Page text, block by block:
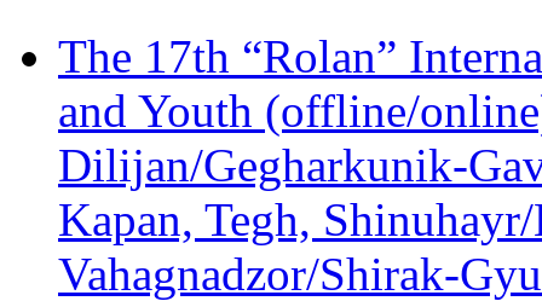
The 17th “Rolan”
and Youth (offline/
Dilijan/Gegharkunik-
Kapan, Tegh,
Vahagnadzor/Shirak-